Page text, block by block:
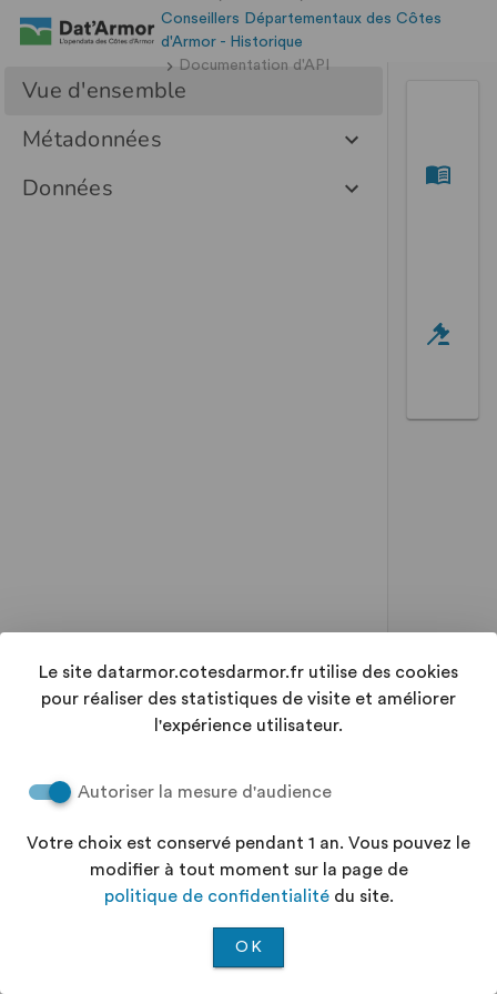
Conseillers Départementaux des Côtes
d'Armor - Historique
Documentation d'API
Le site datarmor.cotesdarmor.fr utilise des cookies
pour réaliser des statistiques de visite et améliorer
l'expérience utilisateur.
Autoriser la mesure d'audience
Votre choix est conservé pendant 1 an. Vous pouvez le
modifier à tout moment sur la page de
politique de confidentialitédu site.
OK